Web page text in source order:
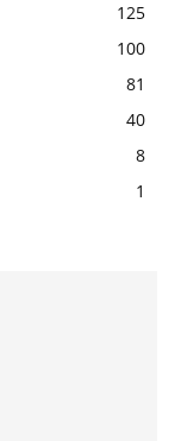
125
100
81
40
8
1